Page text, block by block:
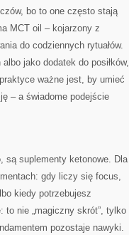
bo to one często stają
MCT oil – kojarzony z
do codziennych rytuałów.
jako dodatek do posiłków,
ważne jest, by umieć
– a świadome podejście
są suplementy ketonowe. Dla
gdy liczy się focus,
kiedy potrzebujesz
to nie „magiczny skrót”, tylko
pozostaje nawyki.